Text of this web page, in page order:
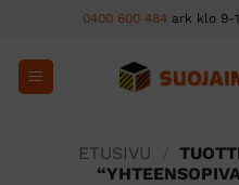
content
0400 600 484 ark klo 9-
ETUSIVU